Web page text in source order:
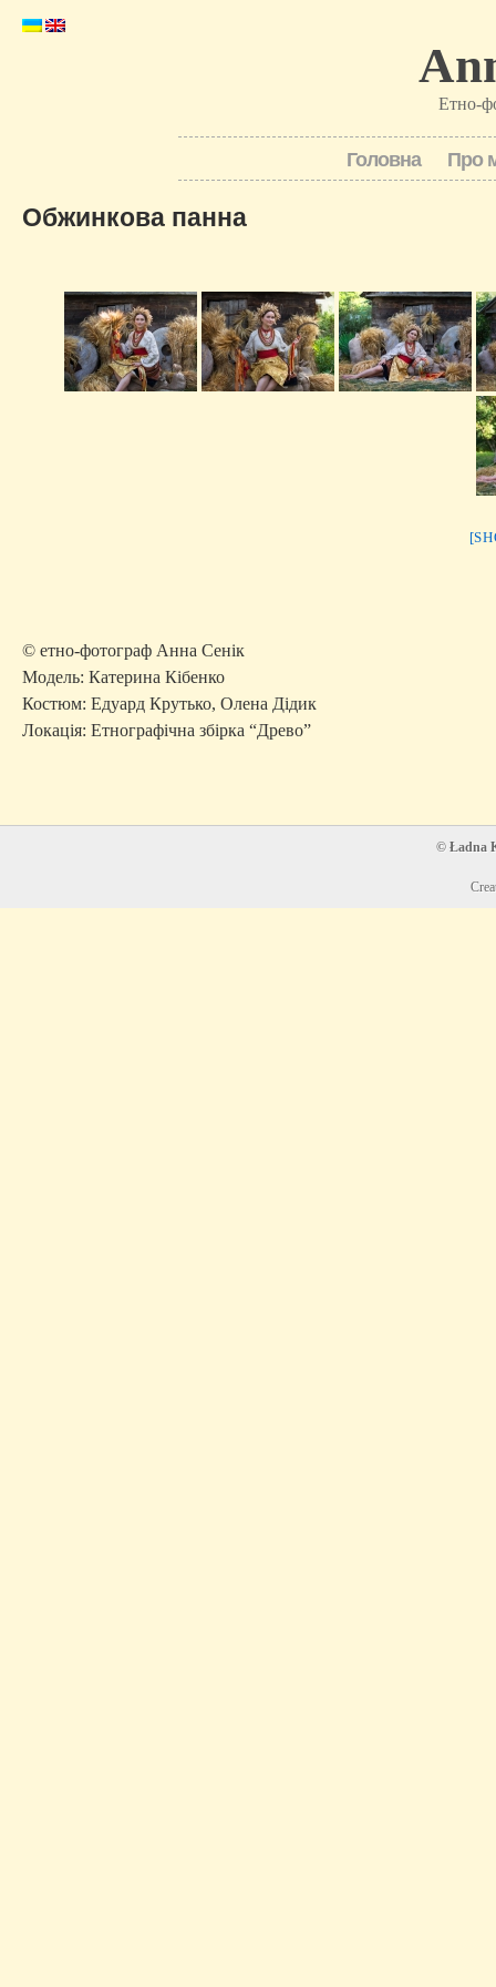
Етно-
Головна Про
Обжинкова панна
© етно-фотограф Анна Сенік
Модель: Катерина Кібенко
Костюм: Едуард Крутько, Олена Дідик
Локація: Етнографічна збірка “Древо”
© Ładna